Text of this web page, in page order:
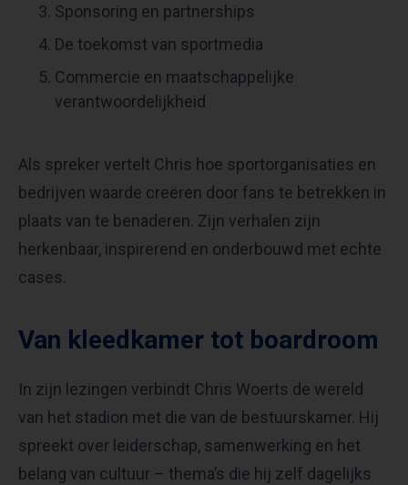
Sponsoring en partnerships
De toekomst van sportmedia
Commercie en maatschappelijke
verantwoordelijkheid
Als spreker vertelt Chris hoe sportorganisaties en
bedrijven waarde creëren door fans te betrekken in
plaats van te benaderen. Zijn verhalen zijn
herkenbaar, inspirerend en onderbouwd met echte
cases.
Van kleedkamer tot boardroom
In zijn lezingen verbindt Chris Woerts de wereld
van het stadion met die van de bestuurskamer. Hij
spreekt over leiderschap, samenwerking en het
belang van cultuur – thema’s die hij zelf dagelijks